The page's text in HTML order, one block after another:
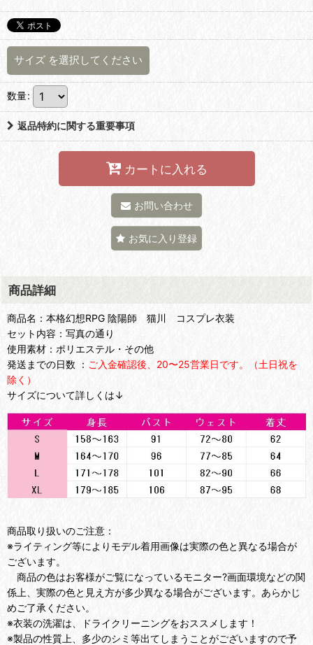
サイズ を選択してください
数量:
返品特約に関する重要事項
カートに入れる
お問い合わせ
お気に入り登録
商品詳細
商品名：本格幻想RPG 陰陽師 猫川 コスプレ衣装
セット内容：写真の通り
使用素材：ポリエステル・その他
発送までの日数 ： ご入金確認後、20〜25営業日です。（土日祝を
除く）
サイズについて詳しくは↓
商品取り扱いのご注意：
※ライティング等によりモデル着用画像は実際の色と異なる場合が
ございます。
商品の色はお客様がご覧になっているモニター?画面環境などの関
係上、実際の色と見え方が多少異なる場合がございます。あらかじ
めご了承ください。
※衣装の洗濯は、ドライクリーニングをおススメします！
※製品の性質上、多少のシミ等出てしまうことがございますので予